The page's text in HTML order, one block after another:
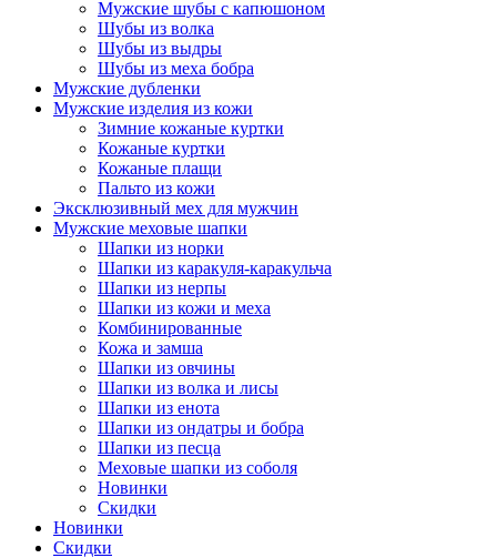
Мужские шубы с капюшоном
Шубы из волка
Шубы из выдры
Шубы из меха бобра
Мужские дубленки
Мужские изделия из кожи
Зимние кожаные куртки
Кожаные куртки
Кожаные плащи
Пальто из кожи
Эксклюзивный мех для мужчин
Мужские меховые шапки
Шапки из норки
Шапки из каракуля-каракульча
Шапки из нерпы
Шапки из кожи и меха
Комбинированные
Кожа и замша
Шапки из овчины
Шапки из волка и лисы
Шапки из енота
Шапки из ондатры и бобра
Шапки из песца
Меховые шапки из соболя
Новинки
Скидки
Новинки
Скидки